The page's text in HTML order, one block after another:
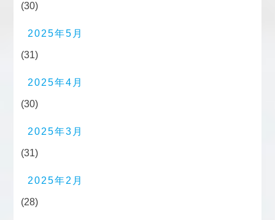
(30)
2025年5月
(31)
2025年4月
(30)
2025年3月
(31)
2025年2月
(28)